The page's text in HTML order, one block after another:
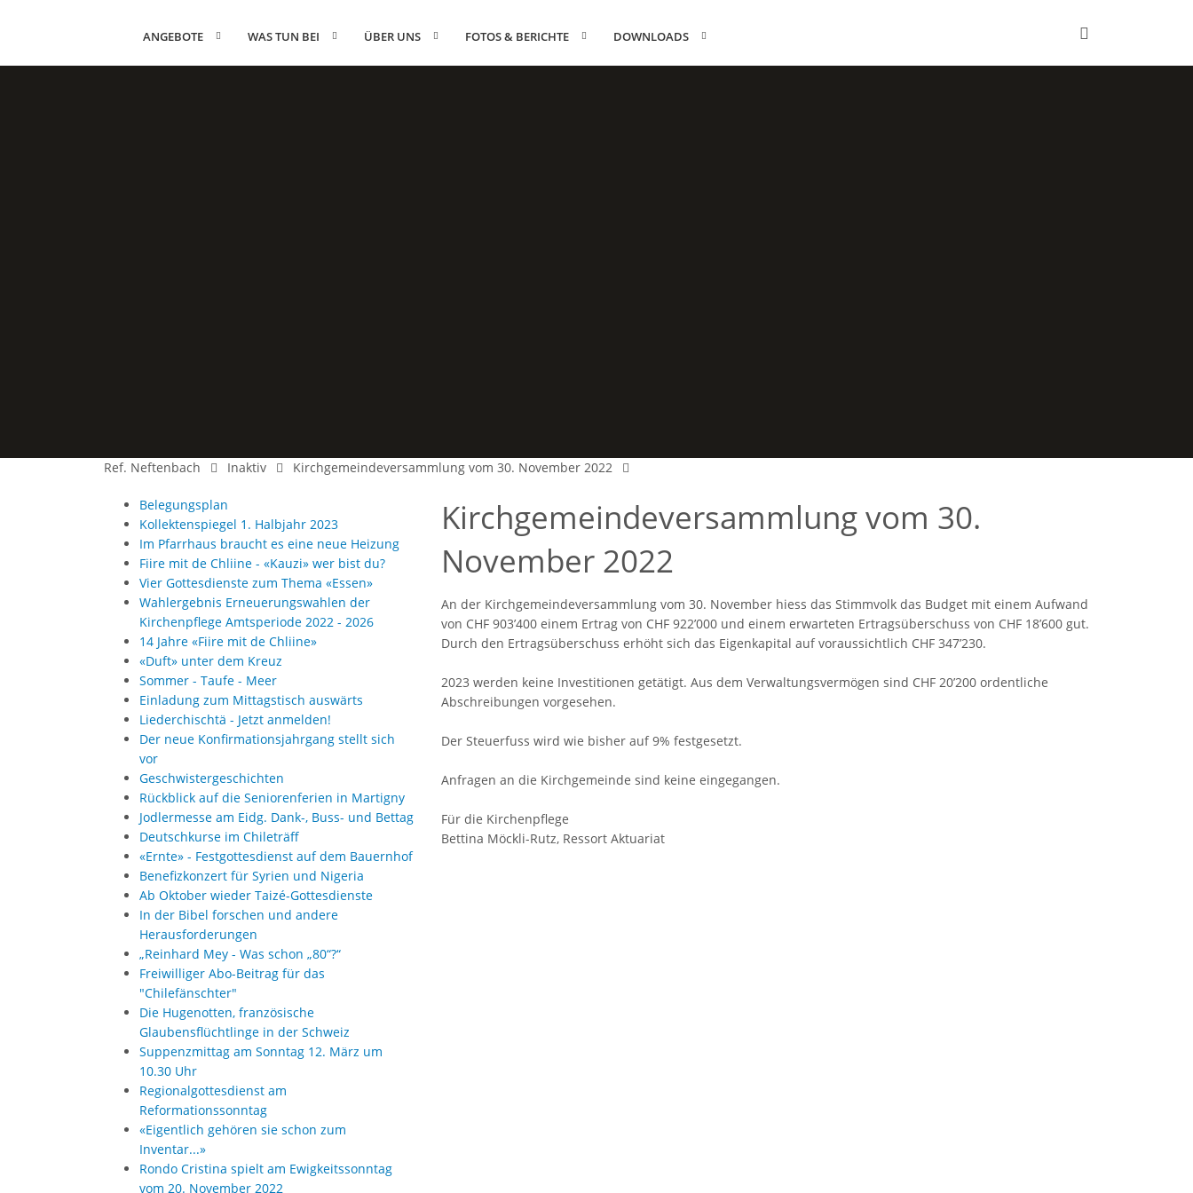
ANGEBOTE WAS TUN BEI ÜBER UNS FOTOS & BERICHTE DOWNLOADS
Ref. Neftenbach Inaktiv Kirchgemeindeversammlung vom 30. November 2022
Kirchgemeindeversammlung vom 30.
November 2022
An der Kirchgemeindeversammlung vom 30. November hiess das Stimmvolk das Budget mit einem Aufwand
von CHF 903’400 einem Ertrag von CHF 922’000 und einem erwarteten Ertragsüberschuss von CHF 18’600 gut.
Durch den Ertragsüberschuss erhöht sich das Eigenkapital auf voraussichtlich CHF 347’230.
2023 werden keine Investitionen getätigt. Aus dem Verwaltungsvermögen sind CHF 20’200 ordentliche
Abschreibungen vorgesehen.
Der Steuerfuss wird wie bisher auf 9% festgesetzt.
Anfragen an die Kirchgemeinde sind keine eingegangen.
Für die Kirchenpflege
Bettina Möckli-Rutz, Ressort Aktuariat
Belegungsplan
Kollektenspiegel 1. Halbjahr 2023
Im Pfarrhaus braucht es eine neue Heizung
Fiire mit de Chliine - «Kauzi» wer bist du?
Vier Gottesdienste zum Thema «Essen»
Wahlergebnis Erneuerungswahlen der
Kirchenpflege Amtsperiode 2022 - 2026
14 Jahre «Fiire mit de Chliine»
«Duft» unter dem Kreuz
Sommer - Taufe - Meer
Einladung zum Mittagstisch auswärts
Liederchischtä - Jetzt anmelden!
Der neue Konfirmationsjahrgang stellt sich
vor
Geschwistergeschichten
Rückblick auf die Seniorenferien in Martigny
Jodlermesse am Eidg. Dank-, Buss- und Bettag
Deutschkurse im Chileträff
«Ernte» - Festgottesdienst auf dem Bauernhof
Benefizkonzert für Syrien und Nigeria
Ab Oktober wieder Taizé-Gottesdienste
In der Bibel forschen und andere
Herausforderungen
„Reinhard Mey - Was schon „80“?“
Freiwilliger Abo-Beitrag für das
"Chilefänschter"
Die Hugenotten, französische
Glaubensflüchtlinge in der Schweiz
Suppenzmittag am Sonntag 12. März um
10.30 Uhr
Regionalgottesdienst am
Reformationssonntag
«Eigentlich gehören sie schon zum
Inventar...»
Rondo Cristina spielt am Ewigkeitssonntag
vom 20. November 2022